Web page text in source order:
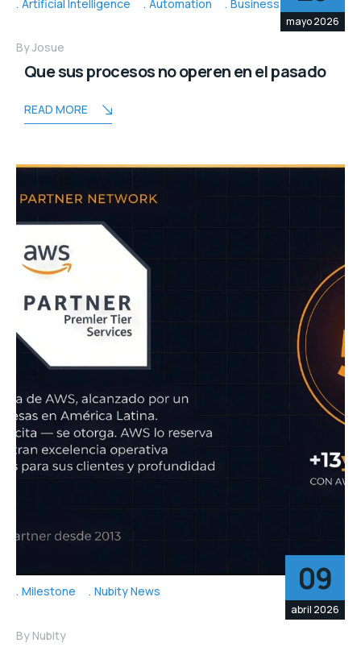
Artificial Intelligence Automation Business Topic's
mayo 2026
ByJosue
Que sus procesos no operen en el pasado
READ MORE
Milestone Nubity News 09
abril 2026
By Nubity